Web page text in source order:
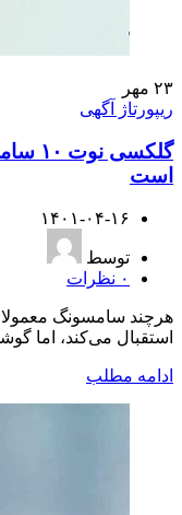
۲۳ مهر
ریپورتاژ آگهی
است
۱۴۰۱-۰۴-۱۶
توسط
۰ نظرات
هرچند سامسونگ معمولا
استقبال می‌کند، اما
ادامه مطلب